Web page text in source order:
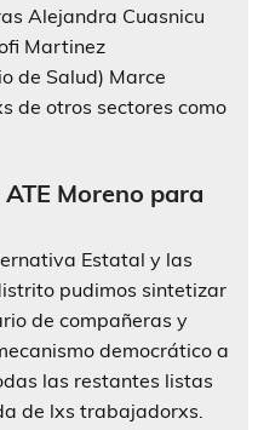
Alejandra Cuasnicu
Martinez
de Salud) Marce
de otros sectores como
Moreno para
Estatal y las
pudimos sintetizar
de compañeras y
democrático a
las restantes listas
de lxs trabajadorxs.